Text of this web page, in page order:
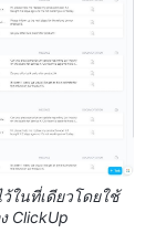
ในที่เดียวโดยใช้
ClickUp